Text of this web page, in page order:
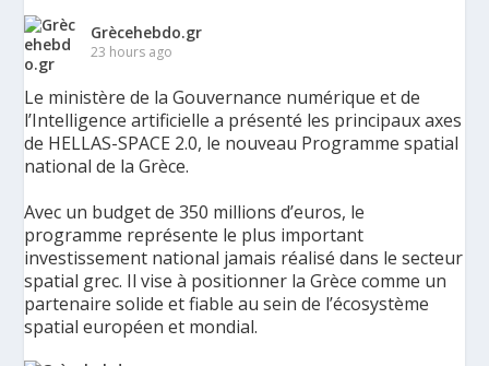
Grècehebdo.gr
23 hours ago
Le ministère de la Gouvernance numérique et de
l’Intelligence artificielle a présenté les principaux axes
de HELLAS-SPACE 2.0, le nouveau Programme spatial
national de la Grèce.
Avec un budget de 350 millions d’euros, le
programme représente le plus important
investissement national jamais réalisé dans le secteur
spatial grec. Il vise à positionner la Grèce comme un
partenaire solide et fiable au sein de l’écosystème
spatial européen et mondial.